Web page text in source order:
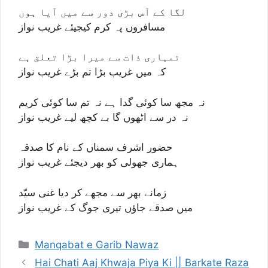
لگا کے آس بڑی دور سے میں آیا ہوں
مسافروں پہ کرم کیجیئے غریب نواز
تمہاری ذات سے میرا بڑا تعلق ہے
کہ میں غریب بڑا تم بڑے غریب نواز
نہ مجھ سا کوئی گدا ہے نہ تم سا کوئی کریم
نہ در سے اٹھوں گا بے کچھ لیے غریب نواز
حضور اشرف سمناں کے نام کا صدقہ
ہماری جھولی کو بھر دیجئے غریب نواز
زمانے بھر سے مجھے کر دیا غنی سیّد
میں صدقے جاؤں تیری جوگ کے غریب نواز
Categories
Manqabat e Garib Nawaz
Hai Chati Aaj Khwaja Piya Ki || Barkate Raza